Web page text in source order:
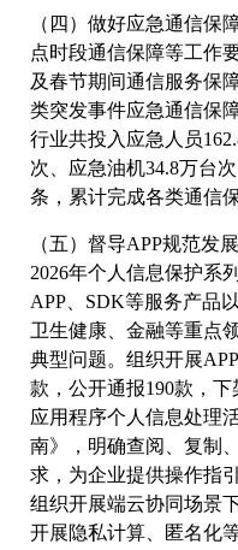
（四）做好应急通信保
点时段通信保障等工作
及春节期间通信服务保
类突发事件应急通信保
行业共投入应急人员
次、应急油机34.8万台
条，累计完成各类通信
（五）督导APP规范发
2026年个人信息保护系
APP、SDK等服务产品
卫生健康、金融等重点
典型问题。组织开展
款，公开通报190款，
应用程序个人信息处理
南》，明确查阅、复制
求，为企业提供操作指
组织开展端云协同场景
开展隐私计算、匿名化